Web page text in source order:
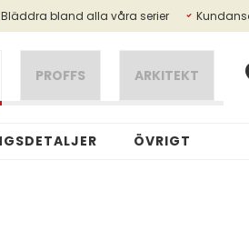
Bläddra bland alla våra serier
ÖVRIGT
PROFFS ARKITEKT